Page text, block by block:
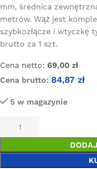
mm, średnica
metrów. Wąż jest
szybkozłącze i wtyczkę
brutto za 1 szt.
Cena netto: 69,00 zł
Cena brutto: 84,87 zł
5 w magazynie